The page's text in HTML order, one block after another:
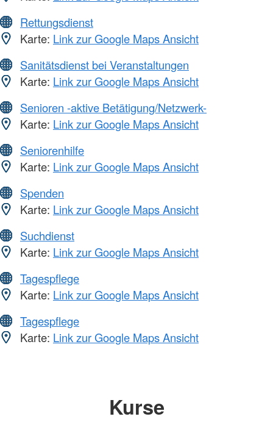
Rettungsdienst
Karte: Link zur Google Maps Ansicht
Sanitätsdienst bei Veranstaltungen
Karte: Link zur Google Maps Ansicht
Senioren -aktive Betätigung/Netzwerk-
Karte: Link zur Google Maps Ansicht
Seniorenhilfe
Karte: Link zur Google Maps Ansicht
Spenden
Karte: Link zur Google Maps Ansicht
Suchdienst
Karte: Link zur Google Maps Ansicht
Tagespflege
Karte: Link zur Google Maps Ansicht
Tagespflege
Karte: Link zur Google Maps Ansicht
Kurse